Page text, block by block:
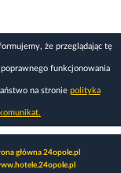
że przeglądając tę
funkcjonowania
na stronie polityka
główna 24opole.pl